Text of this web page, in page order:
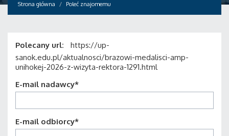
Strona główna Poleć znajomemu
Polecany url:
https://up-
sanok.edu.pl/aktualnosci/brazowi-medalisci-amp-
unihokej-2026-z-wizyta-rektora-1291.html
E-mail nadawcy*
E-mail odbiorcy*